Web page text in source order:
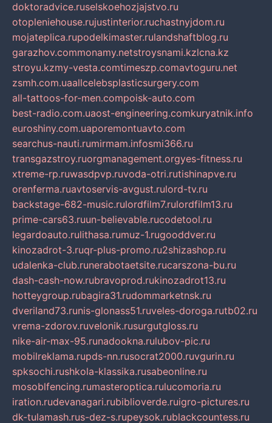
doktoradvice.ruselskoehozjajstvo.ru
otopleniehouse.rujustinterior.ruchastnyjdom.ru
mojateplica.rupodelkimaster.rulandshaftblog.ru
garazhov.commonamy.netstroysnami.kzlcna.kz
stroyu.kzmy-vesta.comtimeszp.comavtoguru.net
zsmh.com.uaallcelebsplasticsurgery.com
all-tattoos-for-men.compoisk-auto.com
best-radio.com.uaost-engineering.comkuryatnik.info
euroshiny.com.uaporemontuavto.com
searchus-nauti.rumirmam.infosmi366.ru
transgazstroy.ruorgmanagement.orgyes-fitness.ru
xtreme-rp.ruwasdpvp.ruvoda-otri.rutishinapve.ru
orenferma.ruavtoservis-avgust.rulord-tv.ru
backstage-682-music.rulordfilm7.rulordfilm13.ru
prime-cars63.ruun-believable.rucodetool.ru
legardoauto.rulithasa.rumuz-1.rugooddver.ru
kinozadrot-3.ruqr-plus-promo.ru2shizashop.ru
udalenka-club.runerabotaetsite.rucarszona-bu.ru
dash-cash-now.rubravoprod.rukinozadrot13.ru
hotteygroup.rubagira31.rudommarketnsk.ru
dveriland73.runis-glonass51.ruveles-doroga.rutb02.ru
vrema-zdorov.ruvelonik.rusurgutgloss.ru
nike-air-max-95.runadookna.rulubov-pic.ru
mobilreklama.rupds-nn.rusocrat2000.ruvgurin.ru
spksochi.rushkola-klassika.rusabeonline.ru
mosoblfencing.rumasteroptica.rulucomoria.ru
iration.rudevanagari.rubiblioverde.ruigro-pictures.ru
dk-tulamash.rus-dez-s.rupeysok.rublackcountess.ru